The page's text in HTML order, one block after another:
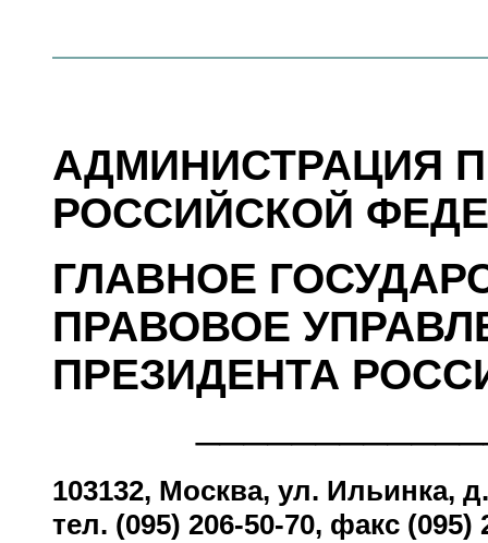
АДМИНИСТРАЦИЯ
РОССИЙСКОЙ
ГЛАВНОЕ
ПРАВОВОЕ
ПРЕЗИДЕНТА
103132, Москва, ул. Ильинка,
тел. (095) 206-50-70, факс (095)